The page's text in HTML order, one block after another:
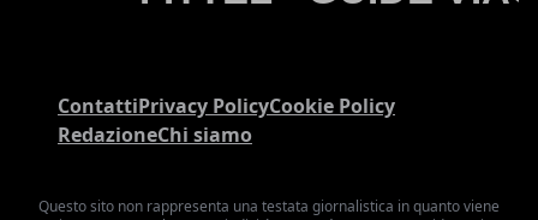
ContattiPrivacy PolicyCookie Policy
RedazioneChi siamo
Questo sito non rappresenta una testata giornalistica in quanto viene